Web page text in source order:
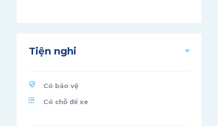
Tiện nghi
Có bảo vệ
Có chỗ để xe